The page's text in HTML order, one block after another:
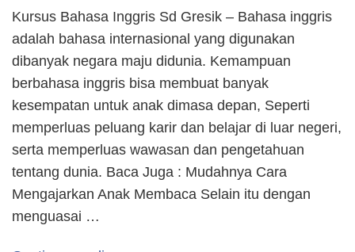
Kursus Bahasa Inggris Sd Gresik – Bahasa inggris
adalah bahasa internasional yang digunakan
dibanyak negara maju didunia. Kemampuan
berbahasa inggris bisa membuat banyak
kesempatan untuk anak dimasa depan, Seperti
memperluas peluang karir dan belajar di luar negeri,
serta memperluas wawasan dan pengetahuan
tentang dunia. Baca Juga : Mudahnya Cara
Mengajarkan Anak Membaca Selain itu dengan
menguasai …